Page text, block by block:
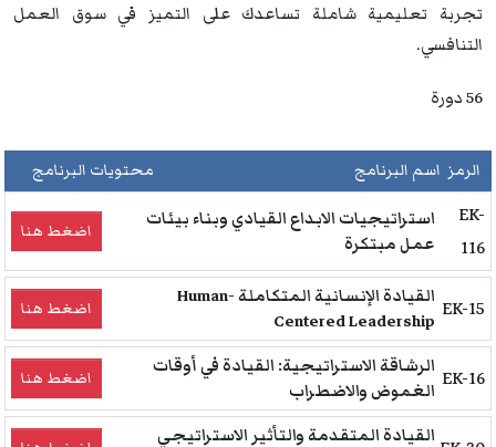
تجربة تعليمية شاملة تساعدك على التميز في سوق العمل
التنافسي.
56 دورة
الرمز اسم البرنامج محتويات البرنامج
EK-
116
استراتيجيات الابداع القيادي وبناء بيئات
عمل مبتكرة
اضغط هنا
EK-15
القيادة الإنسانية المتكاملة Human-
Centered Leadership
اضغط هنا
EK-16 الرشاقة الاستراتيجية: القيادة في أوقات
الغموض والاضطراب
اضغط هنا
القيادة المتقدمة والتأثير الاستراتيجي